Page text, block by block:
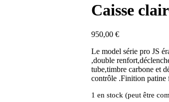
Caisse
950,00 €
Le model série pro JS
,double
tube,timbre carbone et
contrôle .Finition patine
1 en stock (peut être